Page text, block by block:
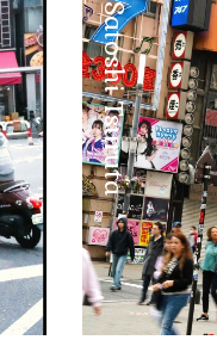
Satoshi Tsuruta